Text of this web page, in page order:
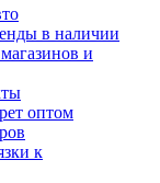
в наличии
и
оптом
к